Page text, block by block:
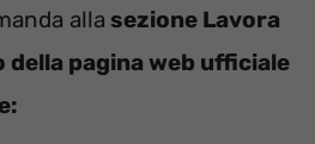
alla sezione Lavora
della pagina web ufficiale